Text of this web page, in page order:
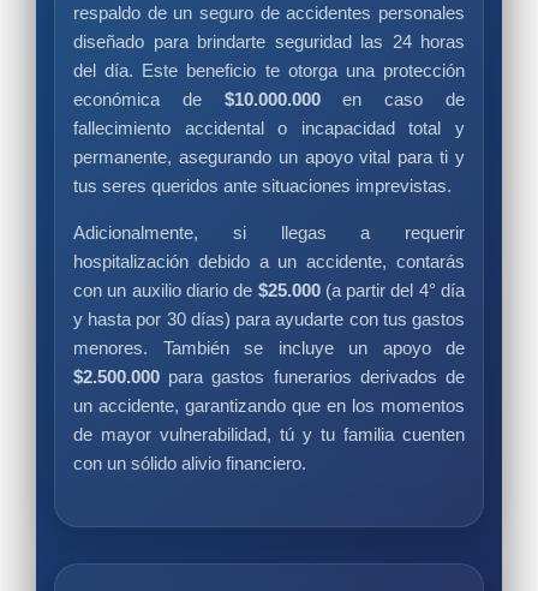
respaldo de un seguro de accidentes personales
diseñado para brindarte seguridad las 24 horas
del día. Este beneficio te otorga una protección
económica de $10.000.000en caso de
fallecimiento accidental o incapacidad total y
permanente, asegurando un apoyo vital para ti y
tus seres queridos ante situaciones imprevistas.
Adicionalmente, si llegas a requerir
hospitalización debido a un accidente, contarás
con un auxilio diario de $25.000(a partir del 4° día
y hasta por 30 días) para ayudarte con tus gastos
menores. También se incluye un apoyo de
$2.500.000 para gastos funerarios derivados de
un accidente, garantizando que en los momentos
de mayor vulnerabilidad, tú y tu familia cuenten
con un sólido alivio financiero.